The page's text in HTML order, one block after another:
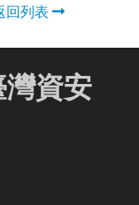
回列表
灣資安